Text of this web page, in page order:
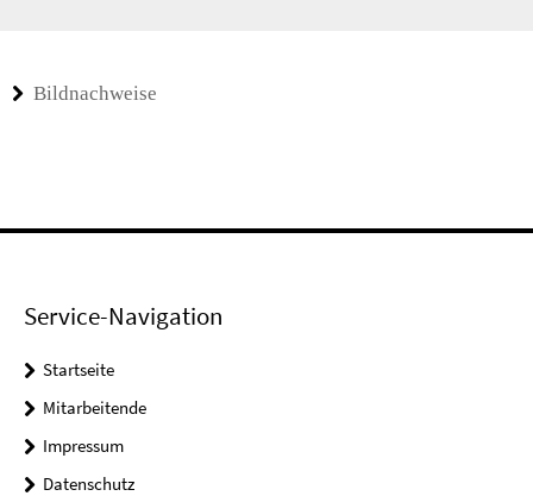
Bildnachweise
Service-Navigation
Startseite
Mitarbeitende
Impressum
Datenschutz